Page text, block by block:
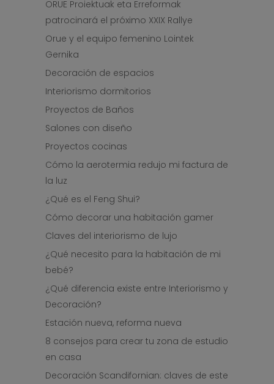
ORUE Proiektuak eta Erreformak
patrocinará el próximo XXIX Rallye
Orue y el equipo femenino Lointek
Gernika
Decoración de espacios
Interiorismo dormitorios
Proyectos de Baños
Salones con diseño
Proyectos cocinas
Cómo la aerotermia redujo mi factura de
la luz
¿Qué es el Feng Shui?
Cómo decorar una habitación gamer
Claves del interiorismo de lujo
¿Qué necesito para la habitación de mi
bebé?
¿Qué diferencia existe entre Interiorismo y
Decoración?
Estación nueva, reforma nueva
8 consejos para crear tu zona de estudio
en casa
Decoración Scandifornian: claves de este